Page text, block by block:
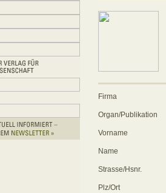
Firma
Organ/Publikation
Vorname
Name
Strasse/Hsnr.
Plz/Ort